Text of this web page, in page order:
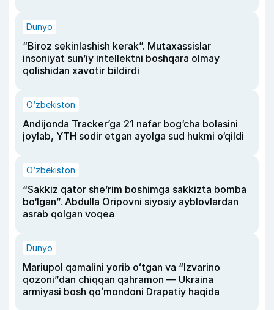
Dunyo
“Biroz sekinlashish kerak”. Mutaxassislar
insoniyat sun’iy intellektni boshqara olmay
qolishidan xavotir bildirdi
O‘zbekiston
Andijonda Tracker’ga 21 nafar bog‘cha bolasini
joylab, YTH sodir etgan ayolga sud hukmi o‘qildi
O‘zbekiston
“Sakkiz qator she’rim boshimga sakkizta bomba
bo‘lgan”. Abdulla Oripovni siyosiy ayblovlardan
asrab qolgan voqea
Dunyo
Mariupol qamalini yorib oʻtgan va “Izvarino
qozoni”dan chiqqan qahramon — Ukraina
armiyasi bosh qoʻmondoni Drapatiy haqida